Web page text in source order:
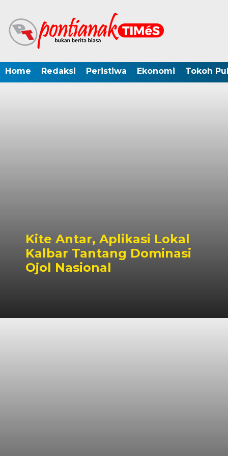
Home Redaksi Peristiwa Ekonomi Tokoh
Kite Antar, Aplikasi Lokal
Kalbar Tantang Dominasi
Ojol Nasional